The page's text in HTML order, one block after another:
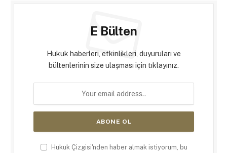
E Bülten
Hukuk haberleri, etkinlikleri, duyuruları ve
bültenlerinin size ulaşması için tıklayınız.
Hukuk Çizgisi'nden haber almak istiyorum, bu